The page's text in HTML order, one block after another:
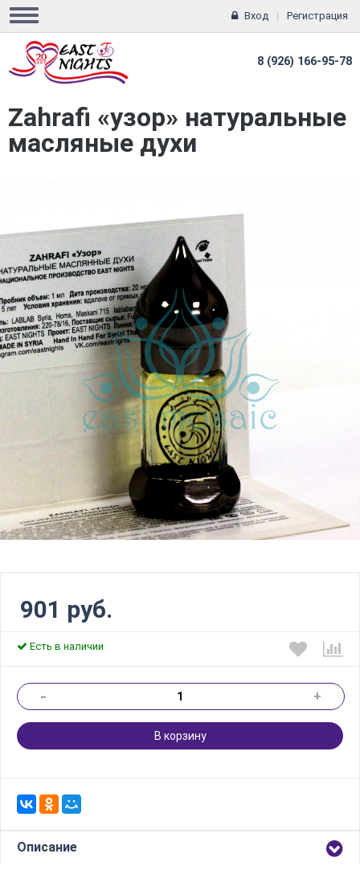
Вход Регистрация
8 (926) 166-95-78
Zahrafi «узор» натуральные
масляные духи
901 руб.
Есть в наличии
- +
В корзину
Описание